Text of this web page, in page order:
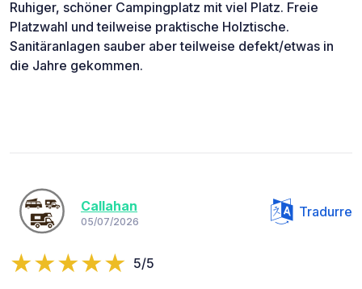
Ruhiger, schöner Campingplatz mit viel Platz. Freie
Platzwahl und teilweise praktische Holztische.
Sanitäranlagen sauber aber teilweise defekt/etwas in
die Jahre gekommen.
Callahan
05/07/2026
Tradurre
5/5